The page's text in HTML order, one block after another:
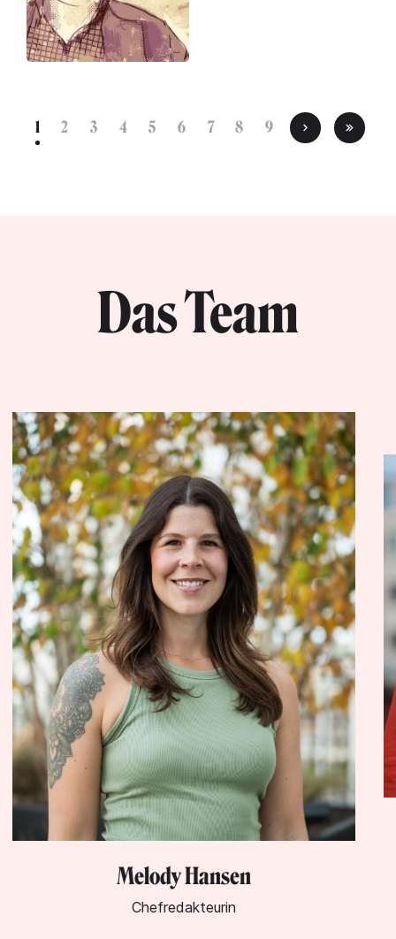
1 2 3 4 5 6 7 8 9
Das Team
Lynn Warken
Geschäftsführerin